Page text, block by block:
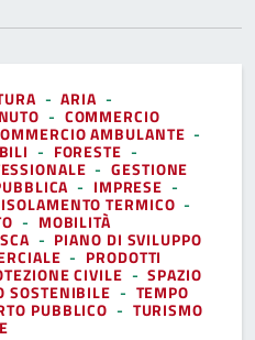
-ARIA -
- COMMERCIO
AMBULANTE -
- FORESTE -
-GESTIONE
- IMPRESE -
ISOLAMENTO TERMICO -
- MOBILITÀ
- PIANO DI SVILUPPO
- PRODOTTI
CIVILE -SPAZIO
SOSTENIBILE - TEMPO
PUBBLICO - TURISMO